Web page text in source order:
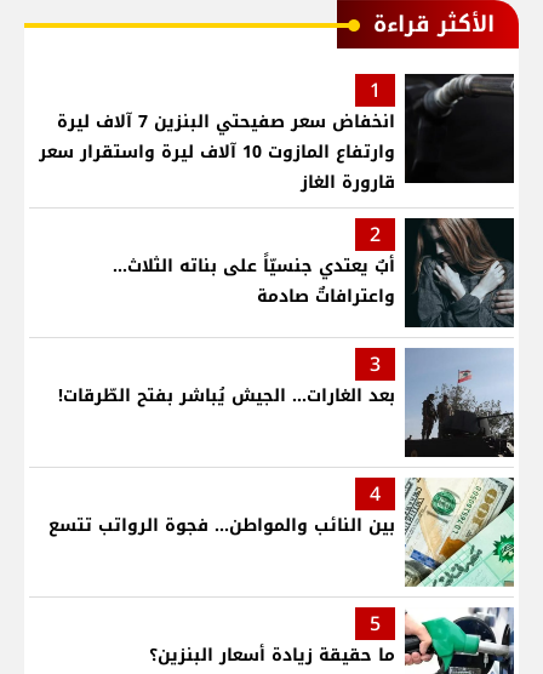
الأكثر قراءة
1
انخفاض سعر صفيحتي البنزين 7 آلاف ليرة
وارتفاع المازوت 10 آلاف ليرة واستقرار سعر
قارورة الغاز
2
أبٌ يعتدي جنسيّاً على بناته الثلاث…
واعترافاتٌ صادمة
3
بعد الغارات... الجيش يُباشر بفتح الطّرقات!
4
بين النائب والمواطن... فجوة الرواتب تتسع
5
ما حقيقة زيادة أسعار البنزين؟